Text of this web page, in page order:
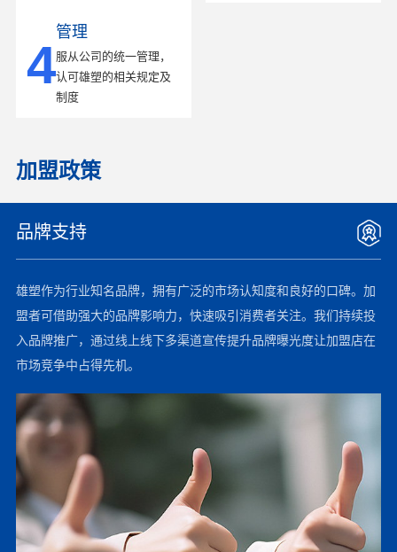
4
管理
服从公司的统一管理，
认可雄塑的相关规定及
制度
加盟政策
品牌支持
雄塑作为行业知名品牌，拥有广泛的市场认知度和良好的口碑。加
盟者可借助强大的品牌影响力，快速吸引消费者关注。我们持续投
入品牌推广，通过线上线下多渠道宣传提升品牌曝光度让加盟店在
市场竞争中占得先机。